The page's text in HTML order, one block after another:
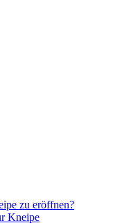
zu eröffnen?
Kneipe